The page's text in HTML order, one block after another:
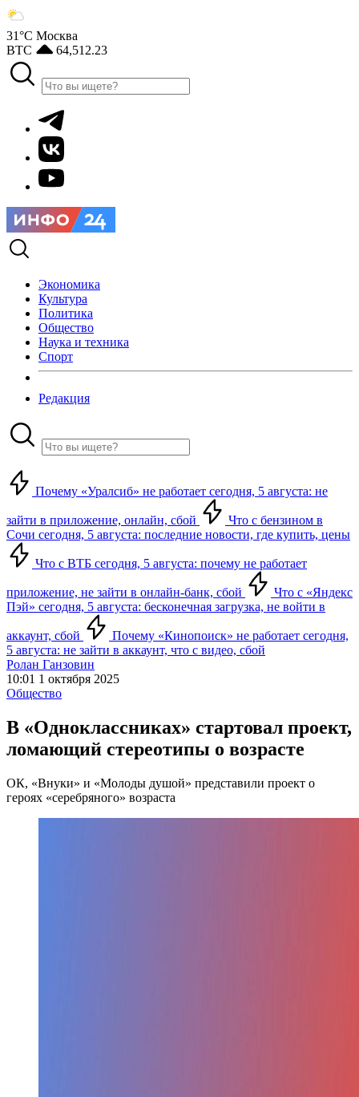
31°С Москва
BTC
64,512.23
Экономика
Культура
Политика
Общество
Наука и техника
Спорт
Редакция
Почему «Уралсиб» не работает сегодня, 5 августа: не
зайти в приложение, онлайн, сбой
Что с бензином в
Сочи сегодня, 5 августа: последние новости, где купить, цены
Что с ВТБ сегодня, 5 августа: почему не работает
приложение, не зайти в онлайн-банк, сбой
Что с «Яндекс
Пэй» сегодня, 5 августа: бесконечная загрузка, не войти в
аккаунт, сбой
Почему «Кинопоиск» не работает сегодня,
5 августа: не зайти в аккаунт, что с видео, сбой
Ролан Ганзовин
10:01 1 октября 2025
Общество
В «Одноклассниках» стартовал проект,
ломающий стереотипы о возрасте
ОК, «Внуки» и «Молоды душой» представили проект о
героях «серебряного» возраста